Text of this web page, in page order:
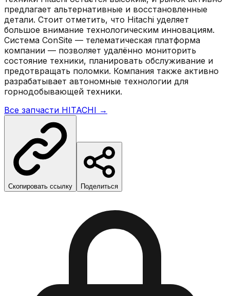
предлагает альтернативные и восстановленные
детали. Стоит отметить, что Hitachi уделяет
большое внимание технологическим инновациям.
Система ConSite — телематическая платформа
компании — позволяет удалённо мониторить
состояние техники, планировать обслуживание и
предотвращать поломки. Компания также активно
разрабатывает автономные технологии для
горнодобывающей техники.
Все запчасти HITACHI →
Скопировать ссылку Поделиться